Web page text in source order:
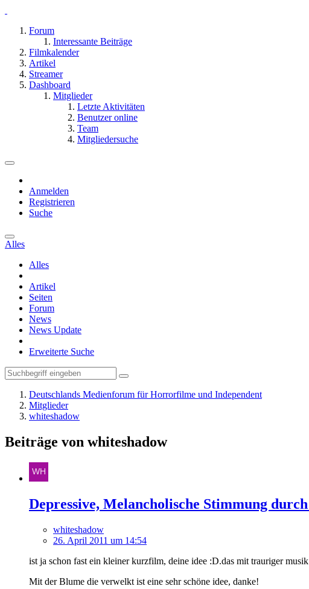
Forum
Interessante Beiträge
Filmkalender
Artikel
Streamer
Dashboard
Mitglieder
Letzte Aktivitäten
Benutzer online
Team
Mitgliedersuche
Anmelden
Registrieren
Suche
Alles
Alles
Artikel
Seiten
Forum
News
News Update
Erweiterte Suche
Deutschlands Medienforum für Horrorfilme und Independent
Mitglieder
whiteshadow
Beiträge von whiteshadow
Depressive, Melancholische Stimmung
whiteshadow
26. April 2011 um 14:54
ist ja schon fast ein kleiner kurzfilm, deine idee :D.das mit trauriger
Mit der Blume die verwelkt ist eine sehr schöne idee, danke!